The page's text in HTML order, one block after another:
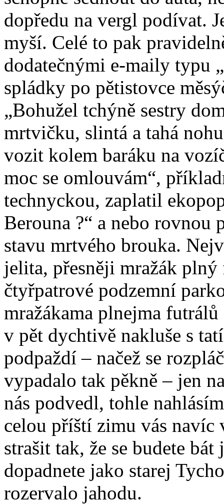
dopředu na vergl podívat.
myší. Celé to pak
dodatečnými e-maily typu
spládky po pětistovce
„Bohužel tchýně sestry
mrtvičku, slintá a tahá
vozit kolem baráku na
moc se omlouvám“,
technyckou, zaplatil
Berouna ?“ a nebo
stavu mrtvého brouka.
jelita, přesněji mražák
čtyřpatrové podzemní
mražákama plnejma
v pět dychtivě nakluše s
podpaždí – načež se
vypadalo tak pěkně – jen
nás podvedl, tohle
celou příští zimu vás
strašit tak, že se budete
dopadnete jako starej
rozervalo jahodu.